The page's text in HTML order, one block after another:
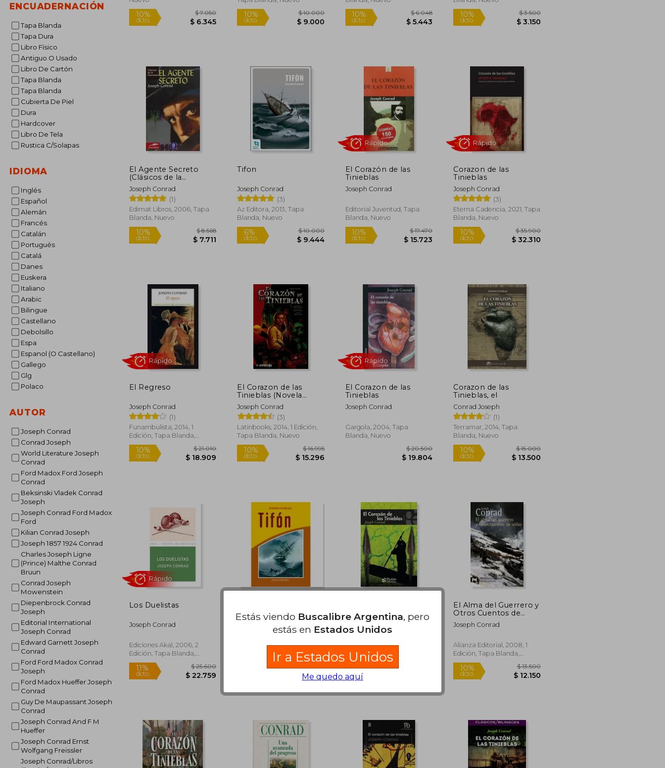
ENCUADERNACIÓN
Tapa Blanda
Tapa Dura
Libro Físico
Antiguo O Usado
Libro De Cartón
Tapa Blanda
Tapa Blanda
Cubierta De Piel
Dura
Hardcover
Libro De Tela
Rustica C/Solapas
IDIOMA
Inglés
Español
Alemán
Francés
Catalán
Portugués
Catalá
Danes
Euskera
Italiano
Arabic
Bilingue
Castellano
Debolsillo
Espa
Espanol (O Castellano)
Gallego
Glg
Polaco
AUTOR
Joseph Conrad
Conrad Joseph
World Literature Joseph
Conrad
Ford Madox Ford Joseph
Conrad
Beksinski Vladek Conrad
Joseph
Joseph Conrad Ford Madox
Ford
Kilian Conrad Joseph
Joseph 1857 1924 Conrad
Charles Joseph Ligne
(Prince) Malthe Conrad
Bruun
Conrad Joseph
Mowenstein
Diepenbrock Conrad
Joseph
Editorial International
Joseph Conrad
Edward Garnett Joseph
Conrad
Ford Ford Madox Conrad
Joseph
Ford Madox Hueffer Joseph
Conrad
Guy De Maupassant Joseph
Conrad
Joseph Conrad And F M
Hueffer
Joseph Conrad Ernst
Wolfgang Freissler
Joseph Conrad/Libros
10%
dcto.
10%
dcto.
10%
dcto.
$ 6.048
$ 5.443
10%
dcto.
El Agente Secreto
(Clásicos de la
Literatura Universal)
Joseph Conrad
(1)
Edimat Libros, 2006, Tapa
Blanda, Nuevo
10%
dcto.
Tifon
Joseph Conrad
(3)
Az Editora, 2013, Tapa
Blanda, Nuevo
6%
dcto.
El Corazón de las
Tinieblas
Joseph Conrad
Editorial Juventud, Tapa
Blanda, Nuevo
10%
dcto.
$ 17.470
$ 15.723
Rápido
Corazon de las
Tinieblas
Joseph Conrad
(3)
Eterna Cadencia, 2021, Tapa
Blanda, Nuevo
10%
dcto.
Rápido
El Regreso
Joseph Conrad
(1)
Funambulista, 2014, 1
Edición, Tapa Blanda,
Nuevo
dcto.
Rápido
El Corazon de las
Tinieblas (Novela
Grafica)
Joseph Conrad
(3)
Latinbooks, 2014, 1 Edición,
Tapa Blanda, Nuevo
10%
dcto.
El Corazon de las
Tinieblas
Joseph Conrad
Gargola, 2004, Tapa
Blanda, Nuevo
$ 20.500
$ 19.804
Rápido
Corazon de las
Tinieblas, el
Conrad Joseph
(1)
Terramar, 2014, Tapa
Blanda, Nuevo
10%
dcto.
Los Duelistas
Joseph Conrad
Ediciones Akal, 2006, 2
Edición, Tapa Blanda,
Nuevo
DAMA EDITORA, 2016, Tapa
Usado
Tinieblas
Joseph Conrad
(3)
Plutón Ediciones, 2018, 2
Edición, Tapa Blanda,
Nuevo
El Alma del Guerrero y
Otros Cuentos de
Oídas (el Libro de
Bolsillo - Bibliotecas
Conrad)
Joseph Conrad
Alianza Editorial, 2008, 1
Edición, Tapa Blanda,
Nuevo
Estás viendo Buscalibre Argentina, pero
estás en Estados Unidos
Ir a Estados Unidos
Me quedo aquí